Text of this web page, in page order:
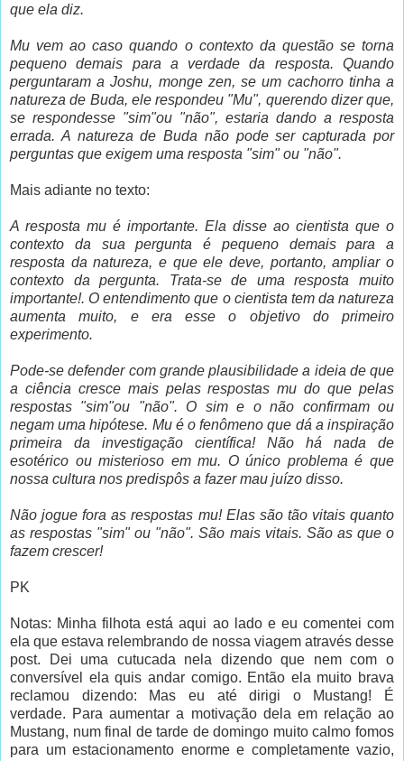
que ela diz.
Mu vem ao caso quando o contexto da questão se torna
pequeno demais para a verdade da resposta. Quando
perguntaram a Joshu, monge zen, se um cachorro tinha a
natureza de Buda, ele respondeu "Mu", querendo dizer que,
se respondesse "sim"ou "não", estaria dando a resposta
errada. A natureza de Buda não pode ser capturada por
perguntas que exigem uma resposta "sim" ou "não".
Mais adiante no texto:
A resposta mu é importante. Ela disse ao cientista que o
contexto da sua pergunta é pequeno demais para a
resposta da natureza, e que ele deve, portanto, ampliar o
contexto da pergunta. Trata-se de uma resposta muito
importante!. O entendimento que o cientista tem da natureza
aumenta muito, e era esse o objetivo do primeiro
experimento.
Pode-se defender com grande plausibilidade a ideia de que
a ciência cresce mais pelas respostas mu do que pelas
respostas "sim"ou "não". O sim e o não confirmam ou
negam uma hipótese. Mu é o fenômeno que dá a inspiração
primeira da investigação científica! Não há nada de
esotérico ou misterioso em mu. O único problema é que
nossa cultura nos predispôs a fazer mau juízo disso.
Não jogue fora as respostas mu! Elas são tão vitais quanto
as respostas "sim" ou "não". São mais vitais. São as que o
fazem crescer!
PK
Notas: Minha filhota está aqui ao lado e eu comentei com
ela que estava relembrando de nossa viagem através desse
post. Dei uma cutucada nela dizendo que nem com o
conversível ela quis andar comigo. Então ela muito brava
reclamou dizendo: Mas eu até dirigi o Mustang! É
verdade. Para aumentar a motivação dela em relação ao
Mustang, num final de tarde de domingo muito calmo fomos
para um estacionamento enorme e completamente vazio,